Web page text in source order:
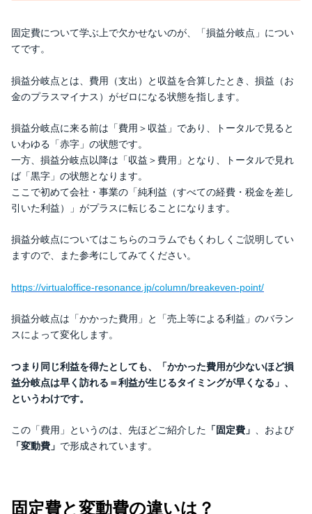
固定費について学ぶ上で欠かせないのが、「損益分岐点」につい
てです。
損益分岐点とは、費用（支出）と収益を合算したとき、損益（お
金のプラスマイナス）がゼロになる状態を指します。
損益分岐点に来る前は「費用＞収益」であり、トータルで見ると
いわゆる「赤字」の状態です。
一方、損益分岐点以降は「収益＞費用」となり、トータルで見れ
ば「黒字」の状態となります。
ここで初めて会社・事業の「純利益（すべての経費・税金を差し
引いた利益）」がプラスに転じることになります。
損益分岐点についてはこちらのコラムでもくわしくご説明してい
ますので、また参考にしてみてください。
https://virtualoffice-resonance.jp/column/breakeven-point/
損益分岐点は「かかった費用」と「売上等による利益」のバラン
スによって変化します。
つまり同じ利益を得たとしても、「かかった費用が少ないほど損
益分岐点は早く訪れる＝利益が生じるタイミングが早くなる」、
というわけです。
この「費用」というのは、先ほどご紹介した 「固定費」
、および
「変動費」 で形成されています。
固定費と変動費の違いは？